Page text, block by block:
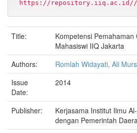
https://repository.iiq.ac.id//
Title:
Kompetensi Pemahaman
Mahasiswi IIQ Jakarta
Authors:
Romlah Widayati, Ali
Issue
Date:
2014
Publisher:
Kerjasama Institut Ilmu
dengan Pemerintah